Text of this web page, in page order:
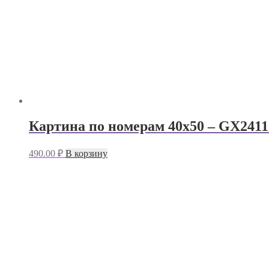
Картина по номерам 40х50 –
490.00 ₽ В корзину